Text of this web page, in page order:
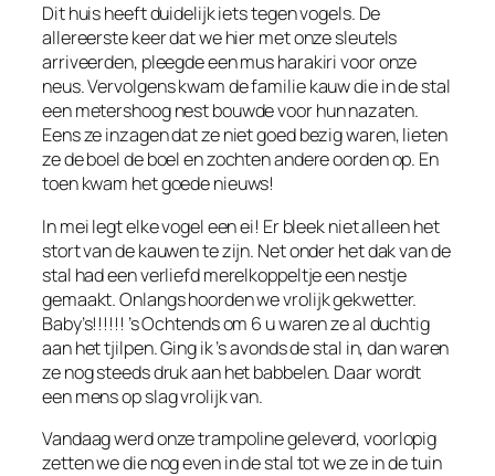
Dit huis heeft duidelijk iets tegen vogels. De
allereerste keer dat we hier met onze sleutels
arriveerden, pleegde een mus harakiri voor onze
neus. Vervolgens kwam de familie kauw die in de stal
een metershoog nest bouwde voor hun nazaten.
Eens ze inzagen dat ze niet goed bezig waren, lieten
ze de boel de boel en zochten andere oorden op. En
toen kwam het goede nieuws!
In mei legt elke vogel een ei! Er bleek niet alleen het
stort van de kauwen te zijn. Net onder het dak van de
stal had een verliefd merelkoppeltje een nestje
gemaakt. Onlangs hoorden we vrolijk gekwetter.
Baby’s!!!!!! ’s Ochtends om 6 u waren ze al duchtig
aan het tjilpen. Ging ik ’s avonds de stal in, dan waren
ze nog steeds druk aan het babbelen. Daar wordt
een mens op slag vrolijk van.
Vandaag werd onze trampoline geleverd, voorlopig
zetten we die nog even in de stal tot we ze in de tuin